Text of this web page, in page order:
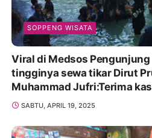
SOPPENG WISATA
Viral di Medsos
tingginya sewa tikar Dirut
Muhammad Jufri:Terima
Promosikan
SABTU, APRIL 19, 2025